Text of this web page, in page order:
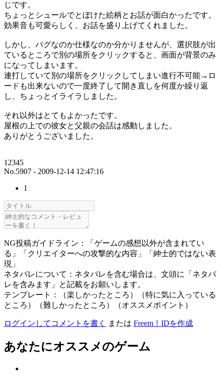
じです。
ちょっとシュールでとぼけた絵柄とお話が面白かったです。
効果音も可愛らしく、お話を盛り上げてくれました。
しかし、バグなのか仕様なのか分かりませんが、選択肢が出
ているところで別の場所をクリックすると、画面が背景のみ
になってしまいます。
連打していて別の場所をクリックしてしまい進行不可能→ロ
ードも出来ないので一度終了して開き直しを何度か繰り返
し、ちょっとイライラしました。
それ以外はとてもよかったです。
屋根の上での彼女と父親の会話は感動しました。
ありがとうございました。
12345
No.5907 - 2009-12-14 12:47:16
1
NG投稿ガイドライン：「ゲームの感想以外が含まれてい
る」「クリエイターへの攻撃的な内容」「紳士的ではない表
現」
ネタバレについて：ネタバレを含む場合は、文頭に「ネタバ
レを含みます」と記載をお願いします。
テンプレート：（楽しかったところ）（特に気に入っている
ところ）（難しかったところ）（オススメポイント）
ログインしてコメントを書く または Freem！IDを作成
あなたにオススメのゲーム